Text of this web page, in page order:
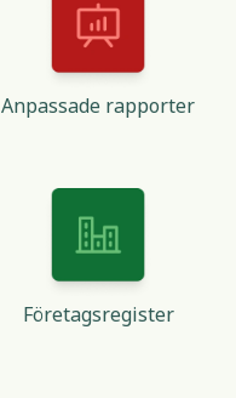
Anpassade rapporter
Företagsregister